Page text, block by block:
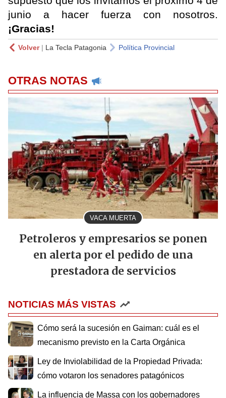
junio a hacer fuerza con nosotros.
¡Gracias!
Volver| La Tecla Patagonia Política Provincial
OTRAS NOTAS
VACA MUERTA
Petroleros y empresarios se ponen
en alerta por el pedido de una
prestadora de servicios
NOTICIAS MÁS VISTAS
Cómo será la sucesión en Gaiman: cuál es el
mecanismo previsto en la Carta Orgánica
Ley de Inviolabilidad de la Propiedad Privada:
cómo votaron los senadores patagónicos
La influencia de Massa con los gobernadores